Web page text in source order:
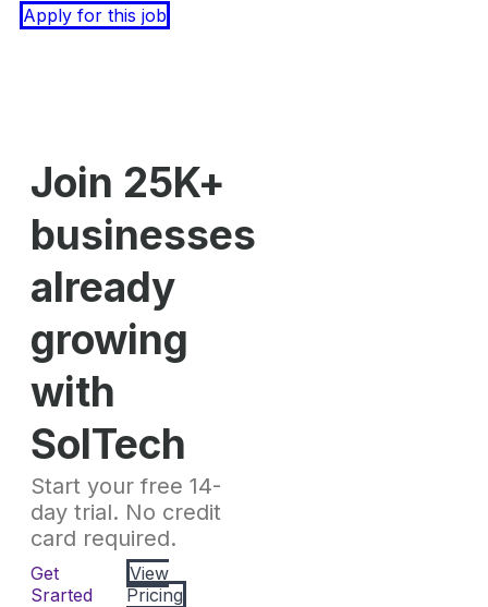
Apply for this job
Join 25K+
businesses
already
growing
with
SolTech
Start your free 14-
day trial. No credit
card required.
Get
Srarted
View
Pricing